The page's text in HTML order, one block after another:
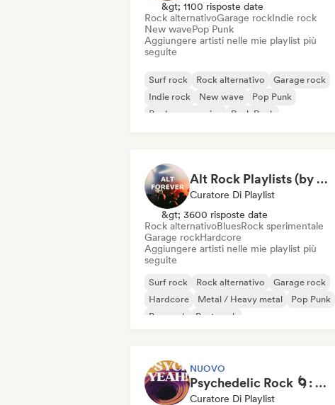
&gt; 1100 risposte date
Rock alternativoGarage rockIndie rock
New wavePop Punk
Aggiungere artisti nelle mie playlist più
seguite
Surf rock Rock alternativo
Garage rock
Indie rock
New wave
Pop Punk
Rock progressivo
Punk Rock
Alt Rock Playlists (by Saticöy)
Curatore Di Playlist
&gt; 3600 risposte date
Rock alternativoBluesRock sperimentale
Garage rockHardcore
Aggiungere artisti nelle mie playlist più
seguite
Surf rock Rock alternativo
Garage rock
Hardcore
Metal / Heavy metal
Pop Punk
Pop rock
Post punk
NUOVO
Psychedelic Rock 🌀: Modern Psych & Turkish Vibes
Curatore Di Playlist